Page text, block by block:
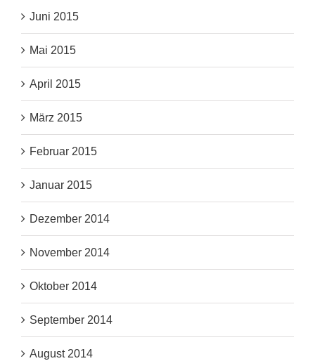
Juni 2015
Mai 2015
April 2015
März 2015
Februar 2015
Januar 2015
Dezember 2014
November 2014
Oktober 2014
September 2014
August 2014